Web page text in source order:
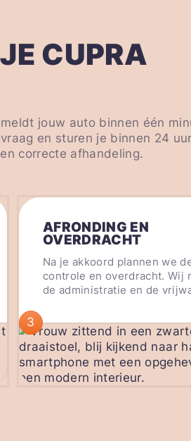
CUPRA
jouw auto binnen één
en sturen je binnen 24
correcte afhandeling.
AFRONDING EN
OVERDRACHT
Na je akkoord plannen we
controle en overdracht. Wij
de administratie en de
3